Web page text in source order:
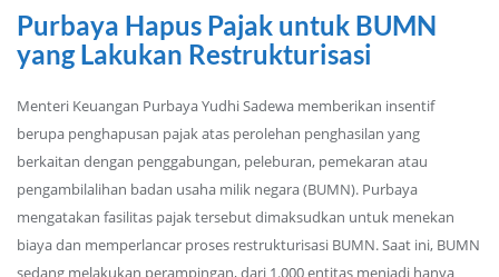
Purbaya Hapus Pajak untuk BUMN
yang Lakukan Restrukturisasi
Menteri Keuangan Purbaya Yudhi Sadewa memberikan insentif
berupa penghapusan pajak atas perolehan penghasilan yang
berkaitan dengan penggabungan, peleburan, pemekaran atau
pengambilalihan badan usaha milik negara (BUMN). Purbaya
mengatakan fasilitas pajak tersebut dimaksudkan untuk menekan
biaya dan memperlancar proses restrukturisasi BUMN. Saat ini, BUMN
sedang melakukan perampingan, dari 1.000 entitas menjadi hanya